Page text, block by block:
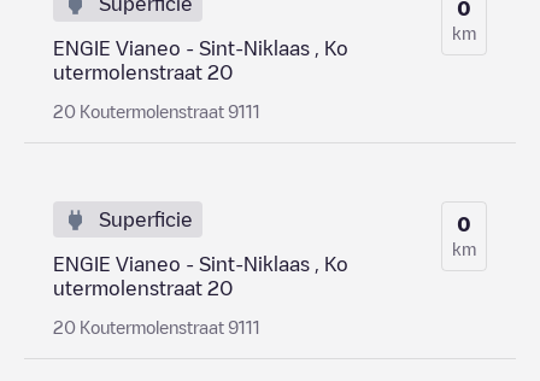
ENGIE Vianeo - Sint-Niklaas , Ko
utermolenstraat 20
20 Koutermolenstraat 9111
0
km
Superficie
ENGIE Vianeo - Sint-Niklaas , Ko
utermolenstraat 20
20 Koutermolenstraat 9111
0
km